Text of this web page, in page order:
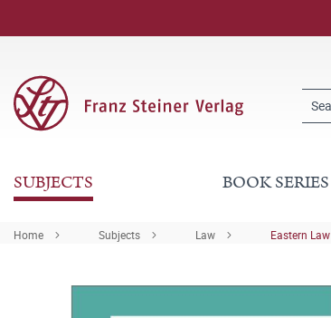
SUBJECTS BOOK SERIES
Home Subjects Law Eastern Law